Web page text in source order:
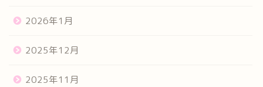
2026年1月
2025年12月
2025年11月